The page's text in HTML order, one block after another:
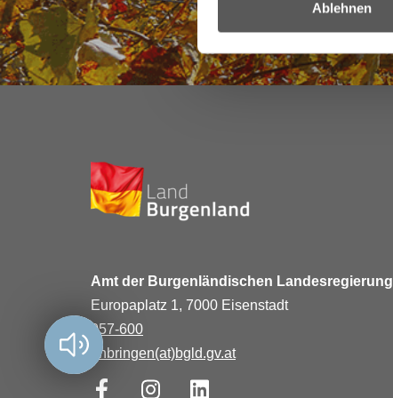
Ablehnen
Vorlesen?
Amt der Burgenländischen Landesregierung
Europaplatz 1, 7000 Eisenstadt
057-600
anbringen(at)bgld.gv.at
FacebookInstagram